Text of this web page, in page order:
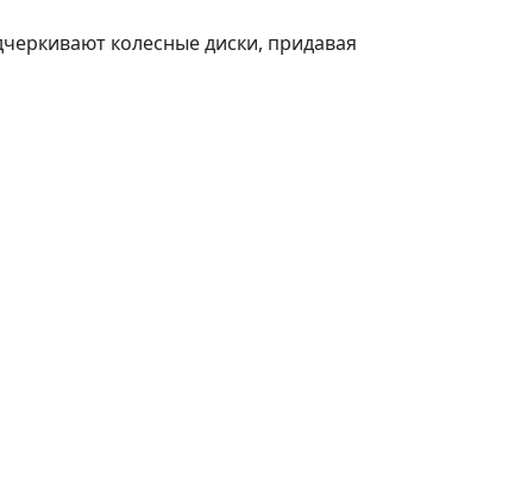
колесные диски, придавая